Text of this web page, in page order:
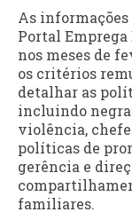
As
Portal Emprega
nos meses de
os critérios
detalhar as
incluindo
violência,
políticas de
gerência e
familiares.